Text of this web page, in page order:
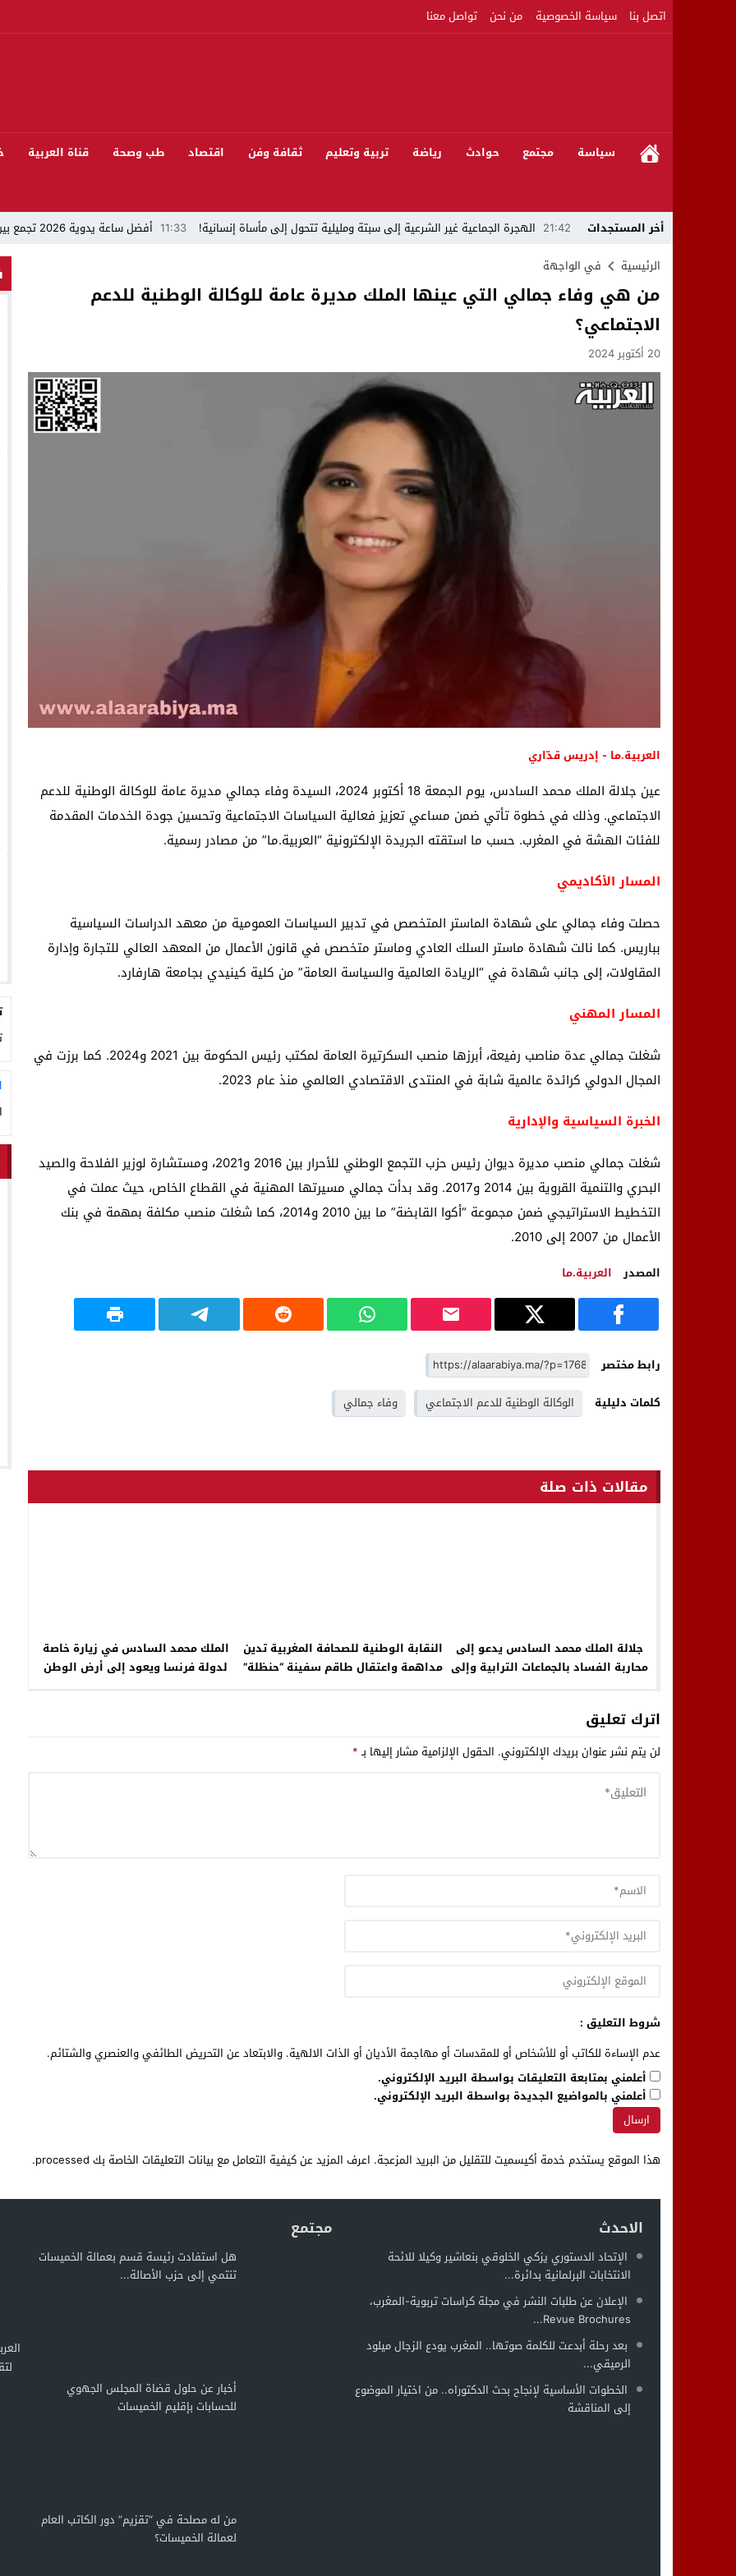
اتصل بنا سياسة الخصوصية من نحن تواصل معنا
سياسة مجتمع حوادث رياضة تربية وتعليم ثقافة وفن اقتصاد طب وصحة قناة العربية
أخر المستجدات 21:42 الهجرة الجماعية غير الشرعية إلى سبتة ومليلية تتحول إلى مأساة إنسانية! 11:33 أفضل ساعة يدوية 2026 تجمع بين الأناقة والدقة
21:16
08:50 مبادرات مواطنة وشركاؤها ينظمون ورشا بيئيا بغابة المقاومة بمدينة الخميسات
“العربية.ما” تنشر أخبار تيفلت وأصداء الأحداث فيها بصيغة أخرى
الجيش الملكي ينتفض ضد تعيين “ندالا”
طاطا: “اعتداء” على حقوقي يشعل غضب الجمعيات وملف “ماء القصبة” يفجّر الأوضاع
عقول الغد تصنع المستقبل: مسابقة “Robot Innov” بمراكش تؤسس لجيل الابتكار والتكنولوجيا
الرئيسية في الواجهة
من هي وفاء جمالي التي عينها الملك مديرة عامة للوكالة الوطنية للدعم
الاجتماعي؟
20 أكتوبر 2024
العربية.ما - إدريس قدّاري
عين جلالة الملك محمد السادس، يوم الجمعة 18 أكتوبر 2024، السيدة وفاء جمالي مديرة عامة للوكالة الوطنية للدعم
الاجتماعي. وذلك في خطوة تأتي ضمن مساعي تعزيز فعالية السياسات الاجتماعية وتحسين جودة الخدمات المقدمة
للفئات الهشة في المغرب. حسب ما استقته الجريدة الإلكترونية “العربية.ما” من مصادر رسمية.
المسار الأكاديمي
حصلت وفاء جمالي على شهادة الماستر المتخصص في تدبير السياسات العمومية من معهد الدراسات السياسية
بباريس. كما نالت شهادة ماستر السلك العادي وماستر متخصص في قانون الأعمال من المعهد العالي للتجارة وإدارة
المقاولات، إلى جانب شهادة في “الريادة العالمية والسياسة العامة” من كلية كينيدي بجامعة هارفارد.
المسار المهني
شغلت جمالي عدة مناصب رفيعة، أبرزها منصب السكرتيرة العامة لمكتب رئيس الحكومة بين 2021 و2024. كما برزت في
المجال الدولي كرائدة عالمية شابة في المنتدى الاقتصادي العالمي منذ عام 2023.
الخبرة السياسية والإدارية
شغلت جمالي منصب مديرة ديوان رئيس حزب التجمع الوطني للأحرار بين 2016 و2021، ومستشارة لوزير الفلاحة والصيد
البحري والتنمية القروية بين 2014 و2017. وقد بدأت جمالي مسيرتها المهنية في القطاع الخاص، حيث عملت في
التخطيط الاستراتيجي ضمن مجموعة “أكوا القابضة” ما بين 2010 و2014، كما شغلت منصب مكلفة بمهمة في بنك
الأعمال من 2007 إلى 2010.
المصدر العربية.ما
رابط مختصر
كلمات دليلية
الوكالة الوطنية للدعم الاجتماعي وفاء جمالي
مقالات ذات صلة
جلالة الملك محمد السادس يدعو إلى
محاربة الفساد بالجماعات الترابية وإلى
النقابة الوطنية للصحافة المغربية تدين
مداهمة واعتقال طاقم سفينة “حنظلة”
الملك محمد السادس في زيارة خاصة
لدولة فرنسا ويعود إلى أرض الوطن
اترك تعليق
لن يتم نشر عنوان بريدك الإلكتروني. الحقول الإلزامية مشار إليها بـ*
شروط التعليق :
عدم الإساءة للكاتب أو للأشخاص أو للمقدسات أو مهاجمة الأديان أو الذات الالهية. والابتعاد عن التحريض الطائفي والعنصري والشتائم.
أعلمني بمتابعة التعليقات بواسطة البريد الإلكتروني.
أعلمني بالمواضيع الجديدة بواسطة البريد الإلكتروني.
هذا الموقع يستخدم خدمة أكيسميت للتقليل من البريد المزعجة. اعرف المزيد عن كيفية التعامل مع بيانات التعليقات الخاصة بك processed .
الاحدث
الإتحاد الدستوري يزكي الخلوقي بنعاشير وكيلا للائحة
الانتخابات البرلمانية بدائرة...
الإعلان عن طلبات النشر في مجلة كراسات تربوية-المغرب،
Revue Brochures...
بعد رحلة أبدعت للكلمة صوتها.. المغرب يودع الزجال ميلود
الرميقي...
الخطوات الأساسية لإنجاح بحث الدكتوراه.. من اختيار الموضوع
إلى المناقشة
مجتمع
هل استفادت رئيسة قسم بعمالة الخميسات
تنتمي إلى حزب الأصالة...
أخبار عن حلول قضاة المجلس الجهوي
للحسابات بإقليم الخميسات
من له مصلحة في “تقزيم” دور الكاتب العام
لعمالة الخميسات؟